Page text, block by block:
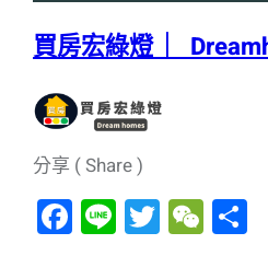
買房宏綠燈
分享 ( Share )
F
a
Li
n
T
wi
W
e